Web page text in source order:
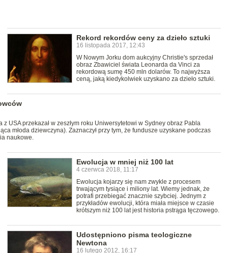
Rekord rekordów ceny za dzieło sztuki
16 listopada 2017, 12:43
W Nowym Jorku dom aukcyjny Christie's sprzedał
obraz Zbawiciel świata Leonarda da Vinci za
rekordową sumę 450 mln dolarów. To najwyższa
ceną, jaką kiedykolwiek uzyskano za dzieło sztuki.
USA przekazał w zeszłym roku Uniwersytetowi w Sydney obraz Pabla
młoda dziewczyna). Zaznaczył przy tym, że fundusze uzyskane podczas
naukowe.
Ewolucja w mniej niż 100 lat
4 czerwca 2018, 11:17
Ewolucja kojarzy się nam zwykle z procesem
trwającym tysiące i miliony lat. Wiemy jednak, że
potrafi przebiegać znacznie szybciej. Jednym z
przykładów ewolucji, która miała miejsce w czasie
krótszym niż 100 lat jest historia pstrąga tęczowego.
Udostępniono pisma teologiczne
Newtona
16 lutego 2012, 16:17